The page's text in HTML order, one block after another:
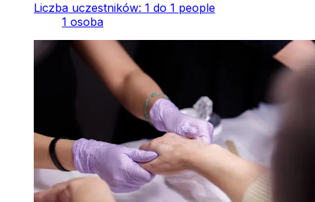
Liczba uczestników: 1 do 1 people
1 osoba